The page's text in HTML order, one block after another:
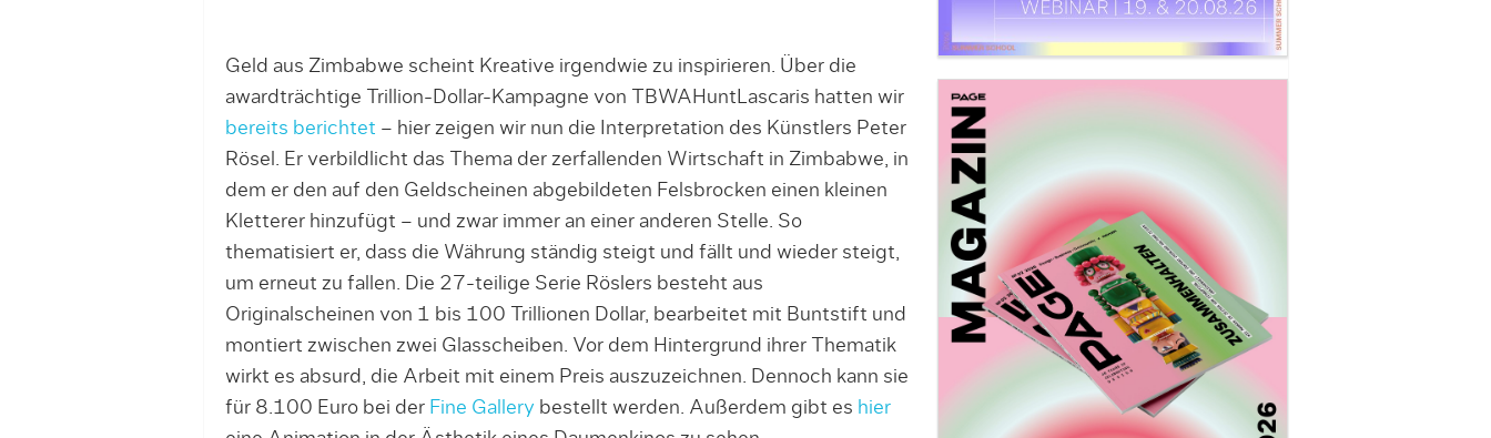
Geld aus Zimbabwe scheint Kreative irgendwie zu inspirieren. Über die
awardträchtige Trillion-Dollar-Kampagne von TBWAHuntLascaris hatten wir
bereits berichtet – hier zeigen wir nun die Interpretation des Künstlers Peter
Rösel. Er verbildlicht das Thema der zerfallenden Wirtschaft in Zimbabwe, in
dem er den auf den Geldscheinen abgebildeten Felsbrocken einen kleinen
Kletterer hinzufügt – und zwar immer an einer anderen Stelle. So
thematisiert er, dass die Währung ständig steigt und fällt und wieder steigt,
um erneut zu fallen. Die 27-teilige Serie Röslers besteht aus
Originalscheinen von 1 bis 100 Trillionen Dollar, bearbeitet mit Buntstift und
montiert zwischen zwei Glasscheiben. Vor dem Hintergrund ihrer Thematik
wirkt es absurd, die Arbeit mit einem Preis auszuzeichnen. Dennoch kann sie
für 8.100 Euro bei der Fine Gallery bestellt werden. Außerdem gibt es hier